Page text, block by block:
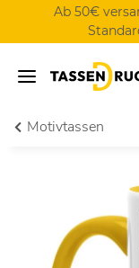
Ab 50€
Motivtassen